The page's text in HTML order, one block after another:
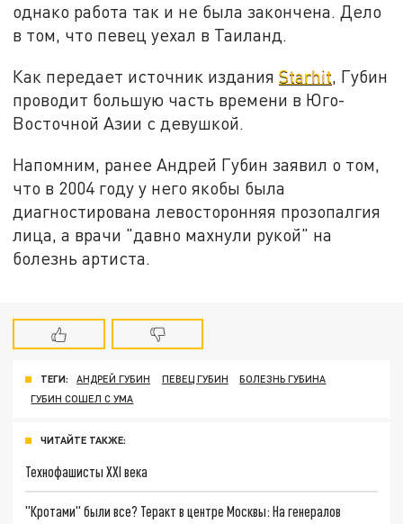
однако работа так и не была закончена. Дело
в том, что певец уехал в Таиланд.
Как передает источник изданияStarhit, Губин
проводит большую часть времени в Юго-
Восточной Азии с девушкой.
Напомним, ранее Андрей Губин заявил о том,
что в 2004 году у него якобы была
диагностирована левосторонняя прозопалгия
лица, а врачи "давно махнули рукой" на
болезнь артиста.
ТЕГИ: АНДРЕЙ ГУБИН ПЕВЕЦ ГУБИН
БОЛЕЗНЬ ГУБИНА
ГУБИН СОШЕЛ С УМА
ЧИТАЙТЕ ТАКЖЕ:
Технофашисты XXI века
"Кротами" были все? Теракт в центре Москвы: На генералов